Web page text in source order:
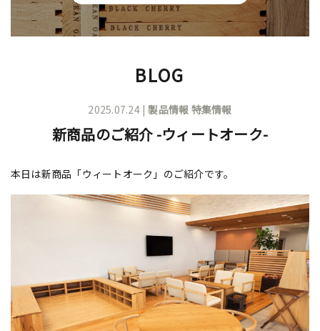
BLOG
2025.07.24 |製品情報 特集情報
新商品のご紹介 -ウィートオーク-
本日は新商品「ウィートオーク」のご紹介です。